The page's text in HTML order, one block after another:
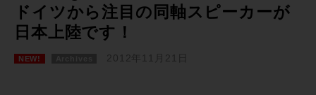
ドイツから注目の同軸スピーカーが
日本上陸です！
NEW! 2012年11月21日